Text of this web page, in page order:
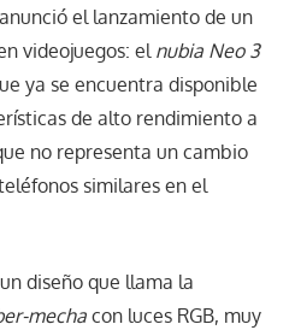
el lanzamiento de un
videojuegos: el nubia Neo 3
ya se encuentra disponible
de alto rendimiento a
no representa un cambio
similares en el
diseño que llama la
mechacon luces RGB, muy